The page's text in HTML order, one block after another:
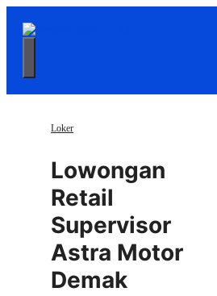
Menu
Loker
Lowongan
Retail
Supervisor
Astra Motor
Demak